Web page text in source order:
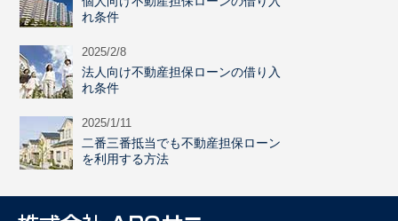
れ条件
2025/2/8
法人向け不動産担保ローンの借り入
れ条件
2025/1/11
二番三番抵当でも不動産担保ローン
を利用する方法